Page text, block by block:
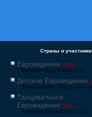
Страны и участники
Евровидение [1858]
Eurovision Song Contest ESC
Детское Евровидение
Junior Eurovision Song Contest
Танцевальное
Евровидение [106]
Eurovision Dance Contest EDC